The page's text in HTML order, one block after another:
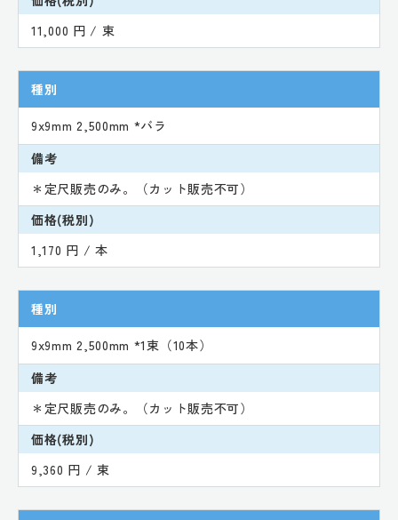
11,000 円 / 束
種別
9x9mm 2,500mm *バラ
備考
＊定尺販売のみ。（カット販売不可）
価格(税別)
1,170 円 / 本
種別
9x9mm 2,500mm *1束（10本）
備考
＊定尺販売のみ。（カット販売不可）
価格(税別)
9,360 円 / 束